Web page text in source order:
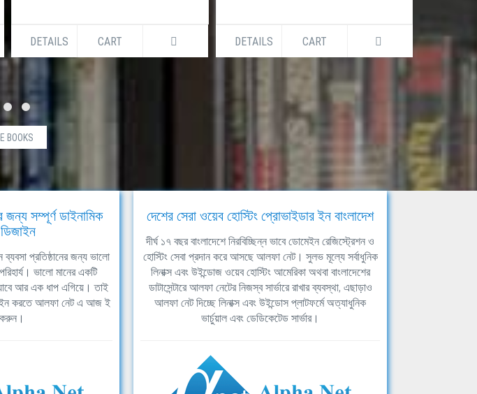
DETAILS CART DETAILS CART
BOOKS
সম্পূর্ণ ডাইনামিক
প্রতিষ্ঠানের জন্য ভালো
ভালো মানের একটি
আর এক ধাপ এগিয়ে। তাই
করতে আলফা নেট এ আজ ই
দেশের সেরা ওয়েব হোস্টিং প্রোভাইডার ইন বাংলাদেশ
দীর্ঘ ১৭ বছর বাংলাদেশে নিরবিচ্ছিন্ন ভাবে ডোমেইন রেজিস্ট্রেশন ও
হোস্টিং সেবা প্রদান করে আসছে আলফা নেট। সুলভ মূল্যে সর্বাধুনিক
লিনাক্স এবং উইন্ডোজ ওয়েব হোস্টিং আমেরিকা অথবা বাংলাদেশের
ডাটাসেন্টারে আলফা নেটের নিজস্ব সার্ভারে রাখার ব্যবস্থা, এছাড়াও
আলফা নেট দিচ্ছে লিনাক্স এবং উইন্ডোস প্লাটফর্মে অত্যাধুনিক
ভার্চুয়াল এবং ডেডিকেটেড সার্ভার।